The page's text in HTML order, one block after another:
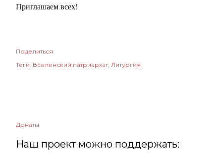
Приглашаем всех!
Поделиться
Теги: Вселенский патриархат Литургия
Донаты
Наш проект можно поддержать: